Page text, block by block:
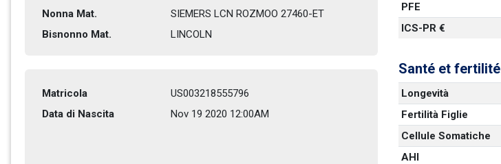
Nonna Mat.
SIEMERS LCN ROZMOO 27460-ET
Bisnonno Mat.
LINCOLN
Matricola
US003218555796
Data di Nascita
Nov 19 2020 12:00AM
PFE
ICS-PR €
Santé et fertilité
Longevità
Fertilità Figlie
Cellule Somatiche
AHI